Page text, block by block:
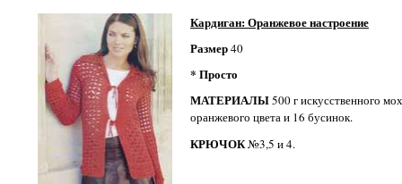
Кардиган: Оранжевое настроение
Размер40
* Просто
МАТЕРИАЛЫ500 г искусственного
оранжевого цвета и 16 бусинок.
КРЮЧОК№3,5 и 4.